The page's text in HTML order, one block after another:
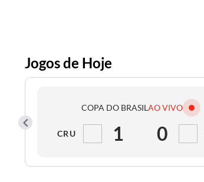
Jogos de Hoje
COPA DO BRASILAO VIVO
CRU 1 0